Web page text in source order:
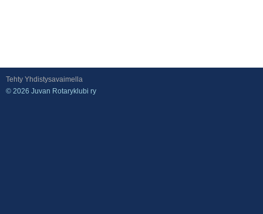
Tehty Yhdistysavaimella
© 2026 Juvan Rotaryklubi ry